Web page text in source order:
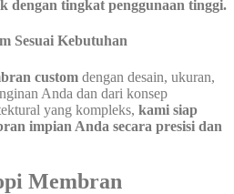
dengan tingkat penggunaan tinggi.
Sesuai Kebutuhan
custom dengan desain, ukuran,
Anda dan dari konsep
yang kompleks, kami siap
impian Anda secara presisi dan
Membran